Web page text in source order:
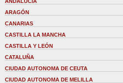
ARAGÓN
CANARIAS
CASTILLA LA MANCHA
CASTILLA Y LEÓN
CATALUÑA
CIUDAD AUTONOMA DE CEUTA
CIUDAD AUTONOMA DE MELILLA